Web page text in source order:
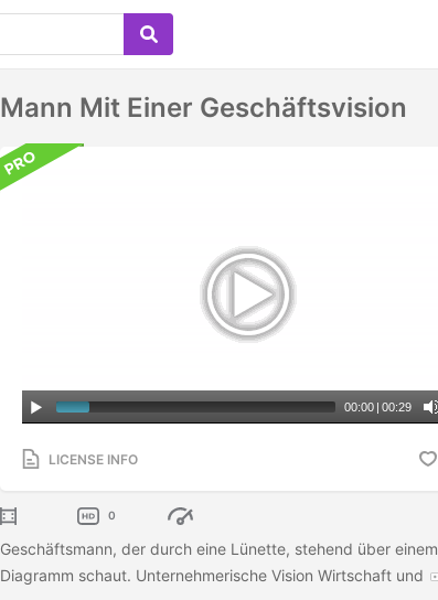
Mann Mit Einer Geschäftsvision
00:00 | 00:29
LICENSE INFO
0
Geschäftsmann, der durch eine Lünette, stehend über einem
Diagramm schaut. Unternehmerische Vision Wirtschaft und